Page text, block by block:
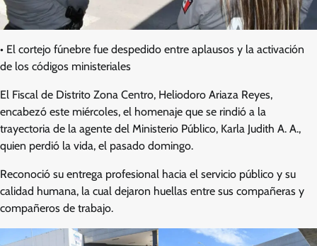
• El cortejo fúnebre fue despedido entre aplausos y la activación
de los códigos ministeriales
El Fiscal de Distrito Zona Centro, Heliodoro Ariaza Reyes,
encabezó este miércoles, el homenaje que se rindió a la
trayectoria de la agente del Ministerio Público, Karla Judith A. A.,
quien perdió la vida, el pasado domingo.
Reconoció su entrega profesional hacia el servicio público y su
calidad humana, la cual dejaron huellas entre sus compañeras y
compañeros de trabajo.